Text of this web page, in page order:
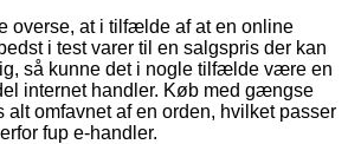
overse, at i tilfælde af at en online
i test varer til en salgspris der kan
så kunne det i nogle tilfælde være en
internet handler. Køb med gængse
alt omfavnet af en orden, hvilket passer
fup e-handler.